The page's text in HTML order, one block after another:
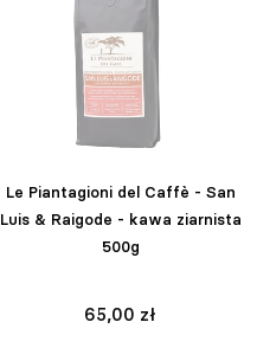
Le Piantagioni del Caffè - San
Luis & Raigode - kawa ziarnista
500g
65,00 zł